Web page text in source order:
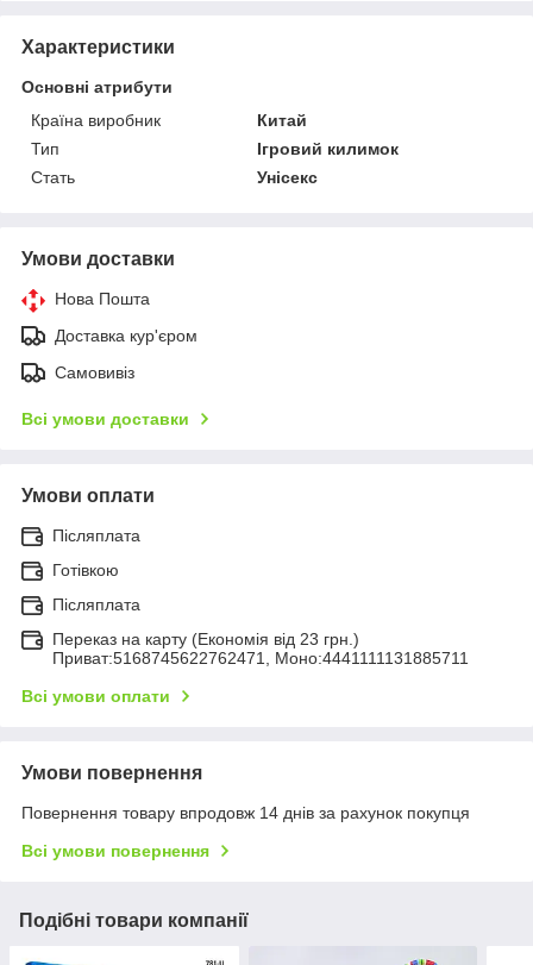
Характеристики
Основні атрибути
Країна виробник
Китай
Тип
Ігровий килимок
Стать
Унісекс
Умови доставки
Нова Пошта
Доставка кур'єром
Самовивіз
Всі умови доставки
Умови оплати
Післяплата
Готівкою
Післяплата
Переказ на карту (Економія від 23 грн.)
Приват:5168745622762471, Моно:4441111131885711
Всі умови оплати
Умови повернення
Повернення товару впродовж 14 днів за рахунок покупця
Всі умови повернення
Подібні товари компанії